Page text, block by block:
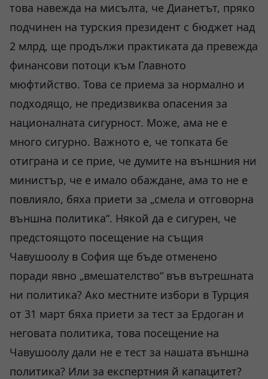
това навежда на мисълта, че Дианетът, пряко
подчинен на турския президент с бюджет над
2 млрд, ще продължи практиката да превежда
финансови потоци към Главното
мюфтийство. Това се приема за нормално и
подходящо, не предизвиква опасения за
националната сигурност. Може, ама не е
много сигурно. Важното е, че топката бе
отиграна и се прие, че думите на външния ни
министър, че е имало обаждане, ама то не е
повлияло, бяха приети за „смела и отговорна
външна политика“. Някой да е сигурен, че
предстоящото посещение на същия
Чавушоолу в София ще бъде отменено
поради явно „вмешателство“ във вътрешната
ни политика? Ако местните избори в Турция
от 31 март бяха приети за тест за Ердоган и
неговата политика, това посещение на
Чавушоолу дали не е тест за нашата външна
политика? Или за експертния й капацитет?